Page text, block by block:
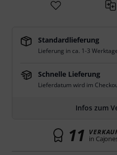
Standardlieferung
Lieferung in ca. 1-3
Schnelle Lieferung
Lieferdatum wird im
Infos zum
11 in